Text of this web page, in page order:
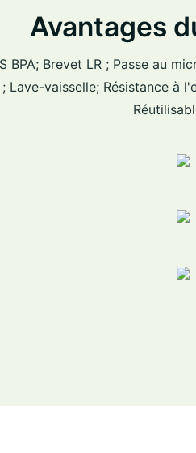
Avantages
BPA; Brevet LR ; Passe au
Lave-vaisselle; Résistance à